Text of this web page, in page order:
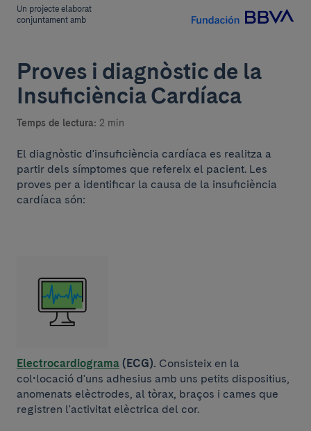
Un projecte elaborat
conjuntament amb
Proves i diagnòstic de la
Insuficiència Cardíaca
Temps de lectura: 2 min
El diagnòstic d'insuficiència cardíaca es realitza a
partir dels símptomes que refereix el pacient. Les
proves per a identificar la causa de la insuficiència
cardíaca són:
Electrocardiograma (ECG). Consisteix en la
col•locació d'uns adhesius amb uns petits dispositius,
anomenats elèctrodes, al tòrax, braços i cames que
registren l'activitat elèctrica del cor.